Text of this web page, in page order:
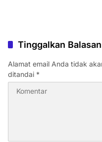
Tinggalkan Balasan
Alamat email Anda tidak
ditandai *